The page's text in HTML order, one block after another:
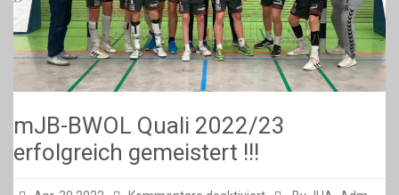
mJB-BWOL Quali 2022/23
erfolgreich gemeistert !!!